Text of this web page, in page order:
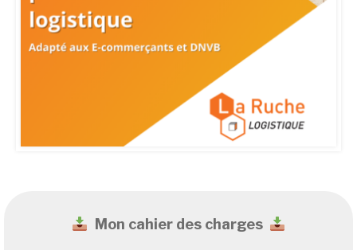
Mon cahier des charges